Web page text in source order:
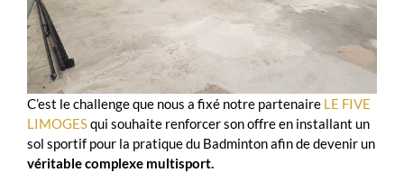
C’est le challenge que nous a fixé notre partenaire LE FIVE
LIMOGESqui souhaite renforcer son offre en installant un
sol sportif pour la pratique du Badminton afin de devenir un
véritable complexe multisport.